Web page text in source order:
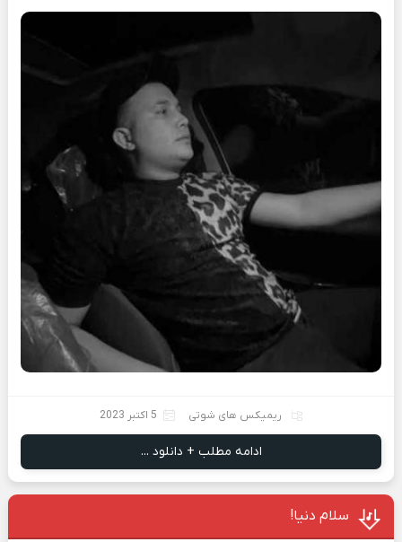
ریمیکس های شوتی 5 اکتبر 2023
ادامه مطلب + دانلود ...
سلام دنیا!